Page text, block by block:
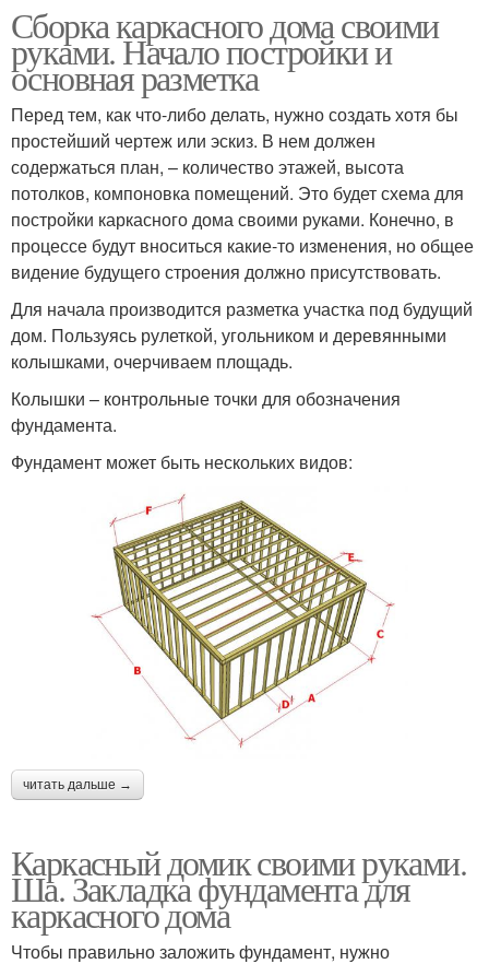
Сборка каркасного дома своими
руками. Начало постройки и
основная разметка
Перед тем, как что-либо делать, нужно создать хотя бы
простейший чертеж или эскиз. В нем должен
содержаться план, – количество этажей, высота
потолков, компоновка помещений. Это будет схема для
постройки каркасного дома своими руками. Конечно, в
процессе будут вноситься какие-то изменения, но общее
видение будущего строения должно присутствовать.
Для начала производится разметка участка под будущий
дом. Пользуясь рулеткой, угольником и деревянными
колышками, очерчиваем площадь.
Колышки – контрольные точки для обозначения
фундамента.
Фундамент может быть нескольких видов:
читать дальше →
Каркасный домик своими руками.
Ша. Закладка фундамента для
каркасного дома
Чтобы правильно заложить фундамент, нужно